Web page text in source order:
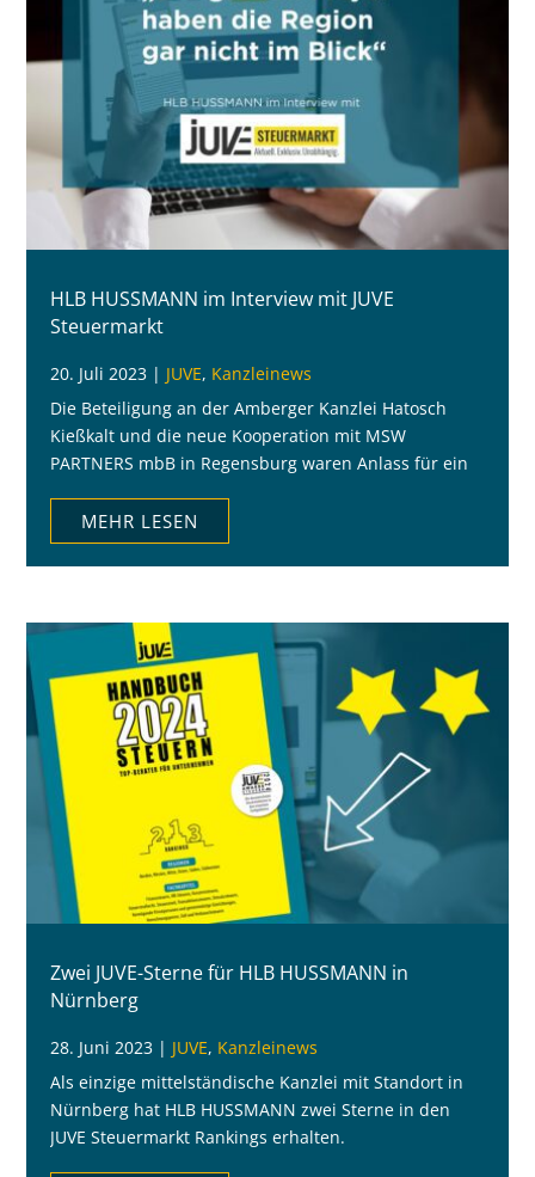
HLB HUSSMANN im Interview mit JUVE
Steuermarkt
20. Juli 2023 | JUVE, Kanzleinews
Die Beteiligung an der Amberger Kanzlei Hatosch
Kießkalt und die neue Kooperation mit MSW
PARTNERS mbB in Regensburg waren Anlass für ein
MEHR LESEN
Zwei JUVE-Sterne für HLB HUSSMANN in
Nürnberg
28. Juni 2023 | JUVE, Kanzleinews
Als einzige mittelständische Kanzlei mit Standort in
Nürnberg hat HLB HUSSMANN zwei Sterne in den
JUVE Steuermarkt Rankings erhalten.